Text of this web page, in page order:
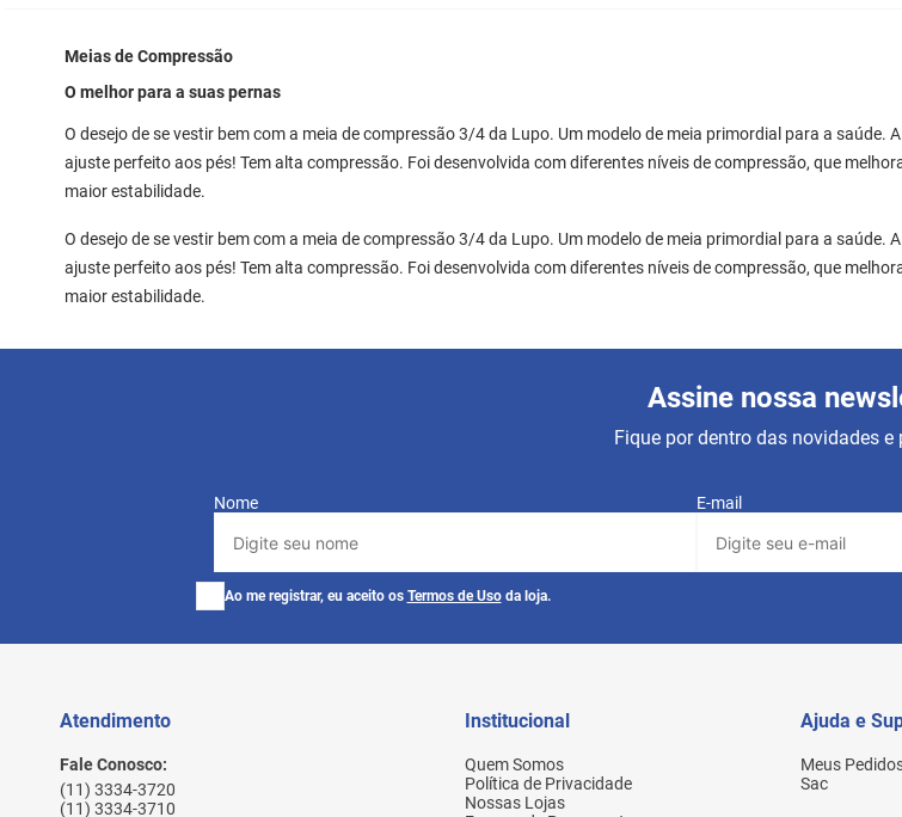
Meias de Compressão
O melhor para a suas pernas
O desejo de se vestir bem com a meia de compressão 3/4 da Lupo. Um modelo de meia primordial para a
ajuste perfeito aos pés! Tem alta compressão. Foi desenvolvida com diferentes níveis de compressão, que
maior estabilidade.
O desejo de se vestir bem com a meia de compressão 3/4 da Lupo. Um modelo de meia primordial para a
ajuste perfeito aos pés! Tem alta compressão. Foi desenvolvida com diferentes níveis de compressão, que
maior estabilidade.
Assine nossa
Fique por dentro das novidades e
Nome E-mail
Ao me registrar, eu aceito os Termos de Uso da loja.
Atendimento
Fale Conosco:
(11) 3334-3720
(11) 3334-3710
Institucional
Quem Somos
Política de Privacidade
Nossas Lojas
Ajuda e
Meus
Sac